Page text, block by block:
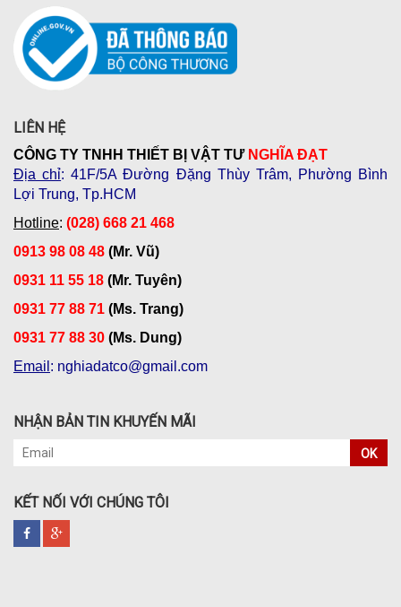
LIÊN HỆ
CÔNG TY TNHH THIẾT BỊ VẬT TƯ NGHĨA ĐẠT
Địa chỉ: 41F/5A Đường Đặng Thùy Trâm, Phường Bình
Lợi Trung, Tp.HCM
Hotline: (028) 668 21 468
0913 98 08 48 (Mr. Vũ)
0931 11 55 18 (Mr. Tuyên)
0931 77 88 71 (Ms. Trang)
0931 77 88 30 (Ms. Dung)
Email : nghiadatco@gmail.com
NHẬN BẢN TIN KHUYẾN MÃI
OK
KẾT NỐI VỚI CHÚNG TÔI